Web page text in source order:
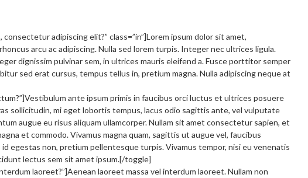
adipiscing elit?” class=”in”]Lorem ipsum dolor sit amet,
arcu ac adipiscing. Nulla sed lorem turpis. Integer nec ultrices ligula.
dignissim pulvinar sem, in ultrices mauris eleifend a. Fusce porttitor semper
sed erat cursus, tempus tellus in, pretium magna. Nulla adipiscing neque at
ante ipsum primis in faucibus orci luctus et ultrices posuere
sollicitudin, mi eget lobortis tempus, lacus odio sagittis ante, vel vulputate
augue eu risus aliquam ullamcorper. Nullam sit amet consectetur sapien, et
et commodo. Vivamus magna quam, sagittis ut augue vel, faucibus
egestas non, pretium pellentesque turpis. Vivamus tempor, nisi eu venenatis
lectus sem sit amet ipsum.[/toggle]
laoreet?”]Aenean laoreet massa vel interdum laoreet. Nullam non